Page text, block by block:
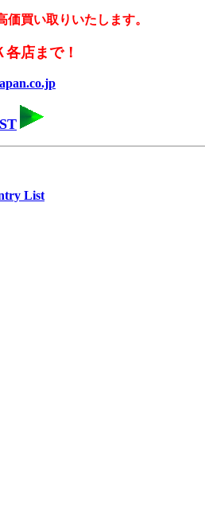
買い取りいたします。
店まで！
List